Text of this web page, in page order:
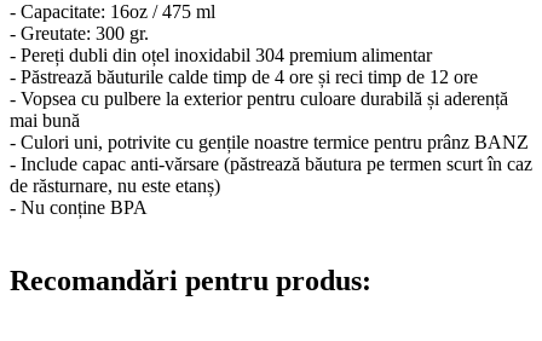
- Capacitate: 16oz / 475 ml
- Greutate: 300 gr.
- Pereți dubli din oțel inoxidabil 304 premium alimentar
- Păstrează băuturile calde timp de 4 ore și reci timp de 12 ore
- Vopsea cu pulbere la exterior pentru culoare durabilă și aderență
mai bună
- Culori uni, potrivite cu gențile noastre termice pentru prânz BANZ
- Include capac anti-vărsare (păstrează băutura pe termen scurt în caz
de răsturnare, nu este etanș)
- Nu conține BPA
Recomandări pentru produs: